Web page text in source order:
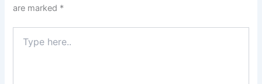
are marked *
here..